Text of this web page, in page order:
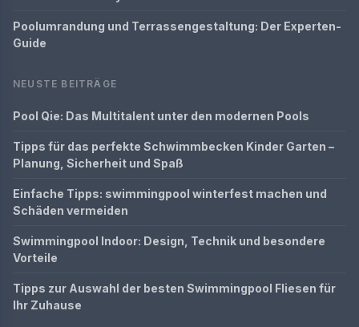
Poolumrandung und Terrassengestaltung: Der Experten-
Guide
NEUSTE BEITRÄGE
Pool Qie: Das Multitalent unter den modernen Pools
Tipps für das perfekte Schwimmbecken Kinder Garten –
Planung, Sicherheit und Spaß
Einfache Tipps: swimmingpool winterfest machen und
Schäden vermeiden
Swimmingpool Indoor: Design, Technik und besondere
Vorteile
Tipps zur Auswahl der besten Swimmingpool Fliesen für
Ihr Zuhause